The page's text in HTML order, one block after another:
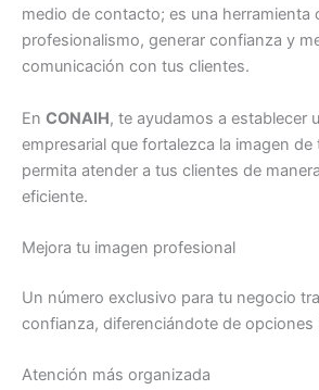
medio de contacto; es una herramienta
profesionalismo, generar confianza y
comunicación con tus clientes.
En CONAIH, te ayudamos a establecer
empresarial que fortalezca la imagen
permita atender a tus clientes de
eficiente.
Mejora tu imagen profesional
Un número exclusivo para tu negocio
confianza, diferenciándote de opciones
Atención más organizada